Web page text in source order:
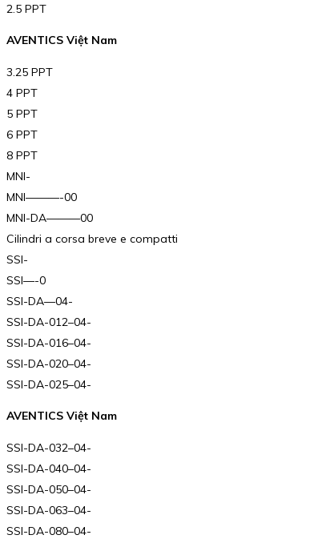
2.5 PPT
AVENTICS Việt Nam
3.25 PPT
4 PPT
5 PPT
6 PPT
8 PPT
MNI-
MNI———-00
MNI-DA———00
Cilindri a corsa breve e compatti
SSI-
SSI—-0
SSI-DA—04-
SSI-DA-012–04-
SSI-DA-016–04-
SSI-DA-020–04-
SSI-DA-025–04-
AVENTICS Việt Nam
SSI-DA-032–04-
SSI-DA-040–04-
SSI-DA-050–04-
SSI-DA-063–04-
SSI-DA-080–04-